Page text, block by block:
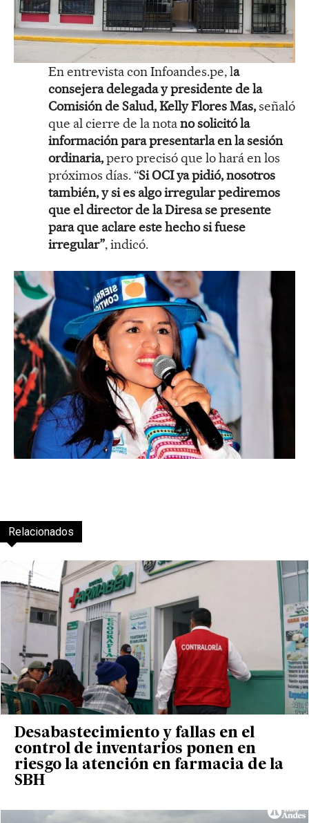
En entrevista con Infoandes.pe, la
consejera delegada y presidente de la
Comisión de Salud, Kelly Flores Mas,señaló
que al cierre de la notano solicitó la
información para presentarla en la sesión
ordinaria,pero precisó que lo hará en los
próximos días. “Si OCI ya pidió, nosotros
también, y si es algo irregular pediremos
que el director de la Diresa se presente
para que aclare este hecho si fuese
irregular”, indicó.
Relacionados
Desabastecimiento y fallas en el
control de inventarios ponen en
riesgo la atención en farmacia de la
SBH